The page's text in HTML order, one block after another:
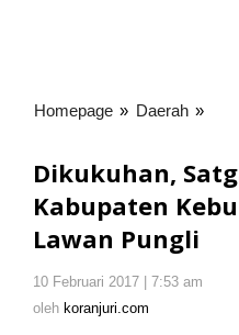
Homepage » Daerah »
Dikukuhan,
Kabupaten
Lawan Pungli
10 Februari 2017 | 7:53 am
oleh koranjuri.com